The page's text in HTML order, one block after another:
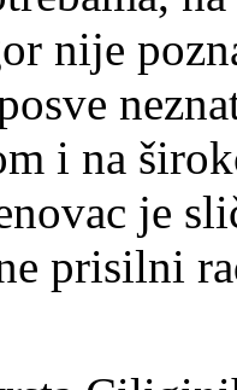
nije
i na
je
prisilni